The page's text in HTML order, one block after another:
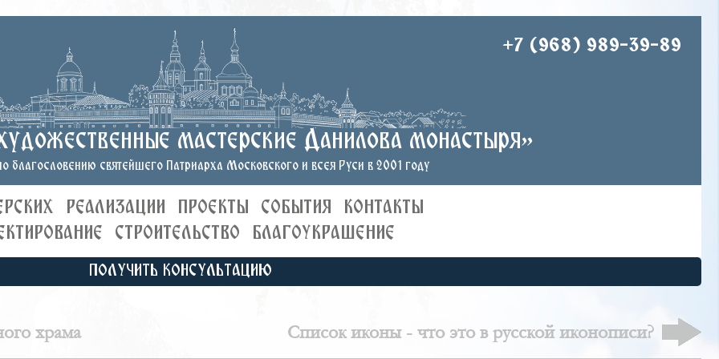
+7 (968) 989-39-89
мастерские Данилова монастыря»
благословению святейшего Патриарха Московского и всея Руси в 2001 году
РЕАЛИЗАЦИИ ПРОЕКТЫ СОБЫТИЯ
КОНТАКТЫ
СТРОИТЕЛЬСТВО БЛАГОУКРАШЕНИЕ
ПОЛУЧИТЬ КОНСУЛЬТАЦИЮ
храма Список иконы - что это в русской иконописи?